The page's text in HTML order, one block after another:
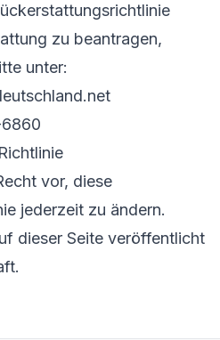
zu beantragen,
unter:
vor, diese
jederzeit zu ändern.
dieser Seite veröffentlicht